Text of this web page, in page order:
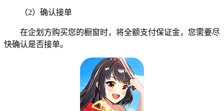
（2）确认接单
在企划方购买您的橱窗时，将全额支付保证金，您需要尽
快确认是否接单。